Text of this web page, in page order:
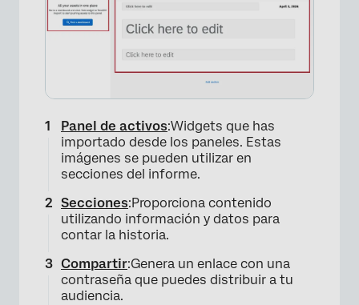
×
Panel de activos:Widgets que has
importado desde los paneles. Estas
imágenes se pueden utilizar en
secciones del informe.
Secciones:Proporciona contenido
utilizando información y datos para
contar la historia.
Compartir:Genera un enlace con una
contraseña que puedes distribuir a tu
audiencia.